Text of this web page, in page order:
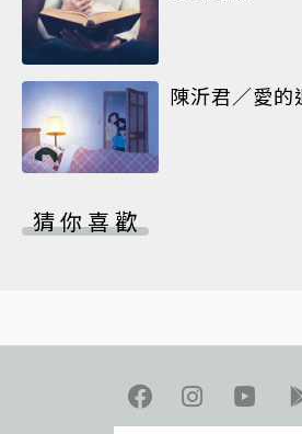
陳沂君／愛的
猜你喜歡